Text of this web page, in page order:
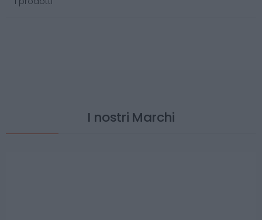
I nostri Marchi